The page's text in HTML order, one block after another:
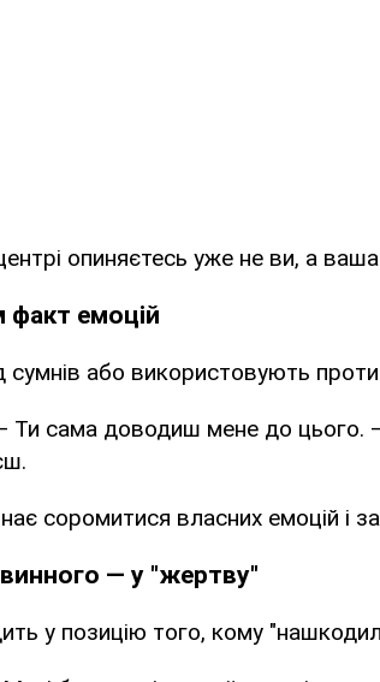
опиняєтесь уже не ви, а ваша
факт емоцій
сумнів або використовують
Ти сама доводиш мене до цього.
соромитися власних емоцій і
винного — у "жертву"
у позицію того, кому